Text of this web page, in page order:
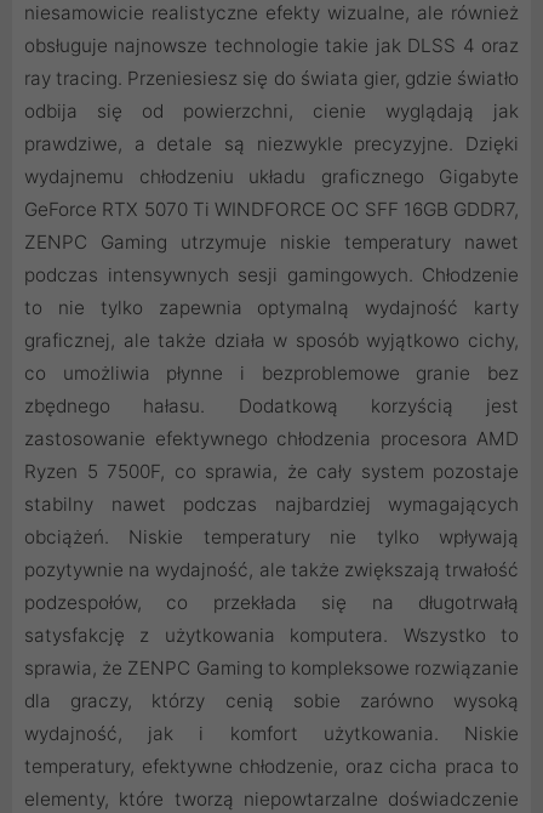
niesamowicie realistyczne efekty wizualne, ale również
obsługuje najnowsze technologie takie jak DLSS 4 oraz
ray tracing. Przeniesiesz się do świata gier, gdzie światło
odbija się od powierzchni, cienie wyglądają jak
prawdziwe, a detale są niezwykle precyzyjne. Dzięki
wydajnemu chłodzeniu układu graficznego Gigabyte
GeForce RTX 5070 Ti WINDFORCE OC SFF 16GB GDDR7,
ZENPC Gaming utrzymuje niskie temperatury nawet
podczas intensywnych sesji gamingowych. Chłodzenie
to nie tylko zapewnia optymalną wydajność karty
graficznej, ale także działa w sposób wyjątkowo cichy,
co umożliwia płynne i bezproblemowe granie bez
zbędnego hałasu. Dodatkową korzyścią jest
zastosowanie efektywnego chłodzenia procesora AMD
Ryzen 5 7500F, co sprawia, że cały system pozostaje
stabilny nawet podczas najbardziej wymagających
obciążeń. Niskie temperatury nie tylko wpływają
pozytywnie na wydajność, ale także zwiększają trwałość
podzespołów, co przekłada się na długotrwałą
satysfakcję z użytkowania komputera. Wszystko to
sprawia, że ZENPC Gaming to kompleksowe rozwiązanie
dla graczy, którzy cenią sobie zarówno wysoką
wydajność, jak i komfort użytkowania. Niskie
temperatury, efektywne chłodzenie, oraz cicha praca to
elementy, które tworzą niepowtarzalne doświadczenie